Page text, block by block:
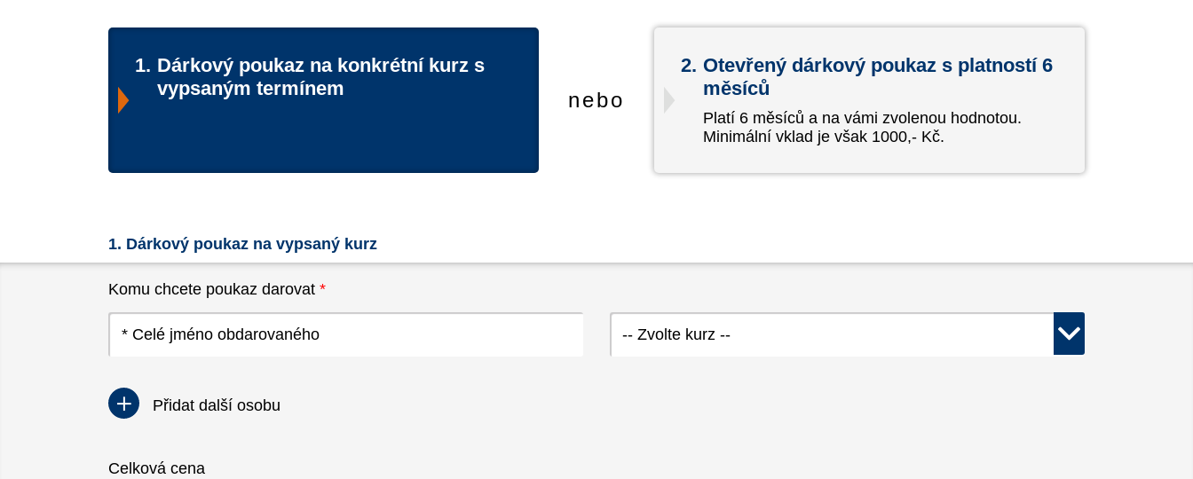
1. Dárkový poukaz na konkrétní kurz s
vypsaným termínem
nebo
2. Otevřený dárkový poukaz s platností 6
měsíců
Platí 6 měsíců a na vámi zvolenou hodnotou.
Minimální vklad je však 1000,- Kč.
1. Dárkový poukaz na vypsaný kurz
Komu chcete poukaz darovat *
-- Zvolte kurz --
Přidat další osobu
Celková cena